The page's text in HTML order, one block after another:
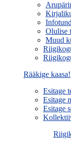
Infotund
Olulise
Muud
Rääkige kaasa!
Esitage
Esitage
Esitage